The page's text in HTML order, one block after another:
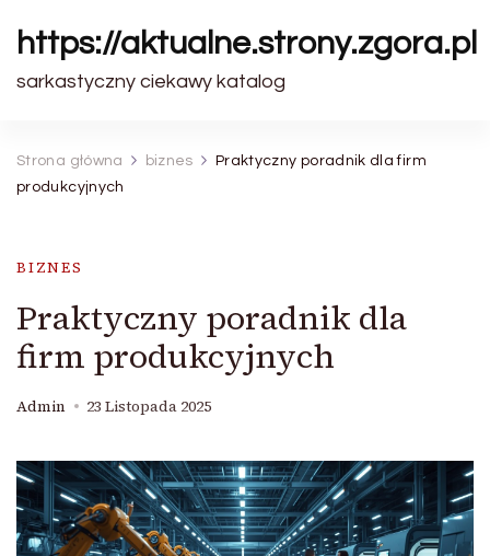
https://aktualne.strony.zgora.pl
sarkastyczny ciekawy katalog
Strona główna biznes
Praktyczny poradnik dla firm
produkcyjnych
BIZNES
Praktyczny poradnik dla
firm produkcyjnych
Admin 23 Listopada 2025